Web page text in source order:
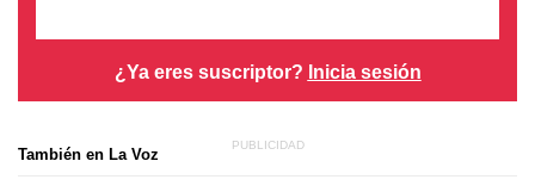
¿Ya eres suscriptor? Inicia sesión
También en La Voz